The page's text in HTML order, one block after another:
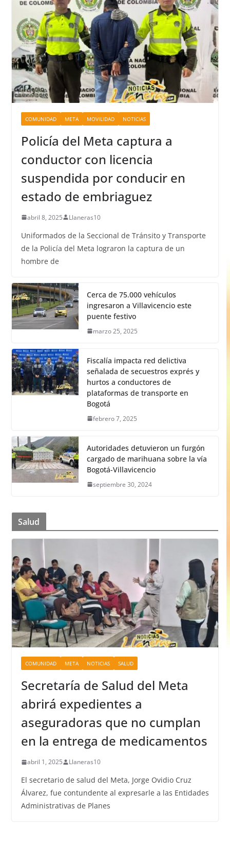
COMUNIDAD META MOVILIDAD NOTICIAS
Policía del Meta captura a
conductor con licencia
suspendida por conducir en
estado de embriaguez
abril 8, 2025 Llaneras10
Uniformados de la Seccional de Tránsito y Transporte
de la Policía del Meta lograron la captura de un
hombre de
Cerca de 75.000 vehículos
ingresaron a Villavicencio este
puente festivo
marzo 25, 2025
Fiscalía impacta red delictiva
señalada de secuestros exprés y
hurtos a conductores de
plataformas de transporte en
Bogotá
febrero 7, 2025
Autoridades detuvieron un furgón
cargado de marihuana sobre la vía
Bogotá-Villavicencio
septiembre 30, 2024
Salud
COMUNIDAD META NOTICIAS SALUD
Secretaría de Salud del Meta
abrirá expedientes a
aseguradoras que no cumplan
en la entrega de medicamentos
abril 1, 2025 Llaneras10
El secretario de salud del Meta, Jorge Ovidio Cruz
Álvarez, fue contundente al expresarle a las Entidades
Administrativas de Planes